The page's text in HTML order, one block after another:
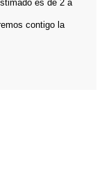
es de 2 a
contigo la